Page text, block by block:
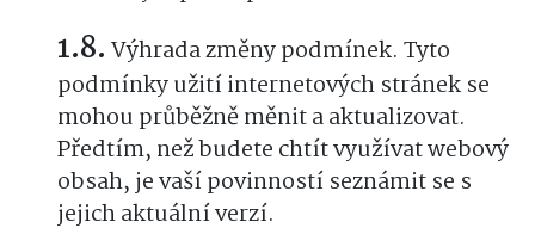
Výhrada změny podmínek. Tyto
podmínky užití internetových stránek se
mohou průběžně měnit a aktualizovat.
Předtím, než budete chtít využívat webový
obsah, je vaší povinností seznámit se s
jejich aktuální verzí.